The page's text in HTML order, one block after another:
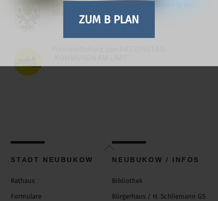
ZUM B PLAN
Einladung zur Stadtvertreterversammlung am
30.06.26
Back
To
STADT NEUBUKOW
Rathaus
Formulare
NEUBUKOW / INFOS
Bibliothek
Bürgerhaus / H. Schliemann GS